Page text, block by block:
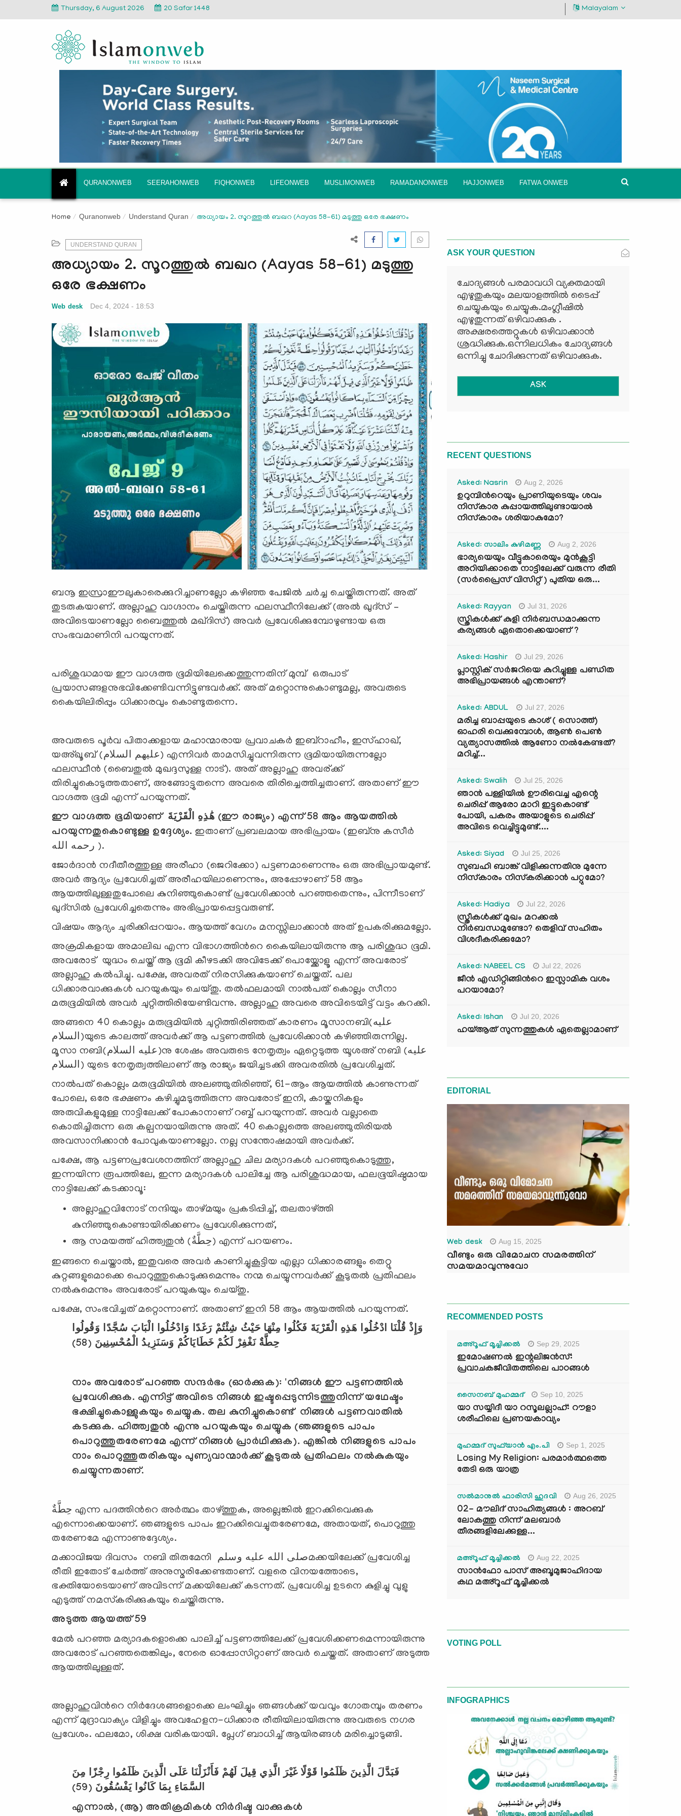
Thursday, 6 August 2026 20 Safar 1448 Malayalam
QURANONWEB SEERAHONWEB FIQHONWEB LIFEONWEB MUSLIMONWEB RAMADANONWEB HAJJONWEB FATWA ONWEB
Home Quranonweb Understand Quran അധ്യായം 2. സൂറത്തുല്‍ ബഖറ (Aayas 58-61) മടുത്തു ഒരേ ഭക്ഷണം
UNDERSTAND QURAN
അധ്യായം 2. സൂറത്തുല്‍ ബഖറ (Aayas 58-61) മടുത്തു
ഒരേ ഭക്ഷണം
Web desk Dec 4, 2024 - 18:53
ബനൂ ഇസ്രാഈലുകാരെക്കുറിച്ചാണല്ലോ കഴിഞ്ഞ പേജില്‍ ചര്‍ച്ച ചെയ്തിരുന്നത്. അത്
തുടരുകയാണ്. അല്ലാഹു വാഗ്ദാനം ചെയ്തിരുന്ന ഫലസ്ഥീനിലേക്ക് (അല്‍ ഖുദ്‍സ് –
അവിടെയാണല്ലോ ബൈത്തുല്‍ മഖ്‍ദിസ്) അവര്‍ പ്രവേശിക്കുമ്പോഴുണ്ടായ ഒരു
സംഭവമാണിനി പറയുന്നത്.
പരിശുദ്ധമായ ഈ വാഗ്ദത്ത ഭൂമിയിലേക്കെത്തുന്നതിന് മുമ്പ് ഒരുപാട്
പ്രയാസങ്ങളനുഭവിക്കേണ്ടിവന്നിട്ടുണ്ടവര്‍ക്ക്. അത് മറ്റൊന്നുകൊണ്ടുമല്ല, അവരുടെ
കൈയിലിരിപ്പും ധിക്കാരവും കൊണ്ടുതന്നെ.
അവരുടെ പൂര്‍വ പിതാക്കളായ മഹാന്മാരായ പ്രവാചകര്‍ ഇബ്‌റാഹീം, ഇസ്ഹാഖ്,
യഅ്ഖൂബ് (عليهم السلام) എന്നിവര്‍ താമസിച്ചുവന്നിരുന്ന ഭൂമിയായിരുന്നല്ലോ
ഫലസ്ഥീന്‍ (ബൈതുല്‍ മുഖദ്ദസുള്ള നാട്). അത് അല്ലാഹു അവര്ക്ക്
തിരിച്ചുകൊടുത്തതാണ്, അങ്ങോട്ടുതന്നെ അവരെ തിരിച്ചെത്തിച്ചതാണ്. അതാണ് ഈ
വാഗ്ദത്ത ഭൂമി എന്ന് പറയുന്നത്.
ഈ വാഗ്ദത്ത ഭൂമിയാണ് هَٰذِهِ الْقَرْيَةَ (ഈ രാജ്യം) എന്ന് 58 ആം ആയത്തില്‍
പറയുന്നതുകൊണ്ടുള്ള ഉദ്ദേശ്യം.ഇതാണ് പ്രബലമായ അഭിപ്രായം (ഇബ്‌നു കസീര്‍
رحمه الله ).
ജോര്‍ദാന്‍ നദീതീരത്തുള്ള അരീഹാ (ജെറിക്കോ) പട്ടണമാണെന്നും ഒരു അഭിപ്രായമുണ്ട്.
അവര്‍ ആദ്യം പ്രവേശിച്ചത് അരീഹയിലാണെന്നും, അപ്പോഴാണ് 58 ആം
ആയത്തിലുള്ളതുപോലെ കുനിഞ്ഞുകൊണ്ട് പ്രവേശിക്കാന്‍ പറഞ്ഞതെന്നും, പിന്നീടാണ്
ഖുദ്‍സില്‍ പ്രവേശിച്ചതെന്നും അഭിപ്രായപ്പെട്ടവരുണ്ട്.
വിഷയം ആദ്യം ചുരിക്കിപ്പറയാം. ആയത്ത് വേഗം മനസ്സിലാക്കാന്‍ അത് ഉപകരിക്കുമല്ലോ.
അക്രമികളായ അമാലിഖ എന്ന വിഭാഗത്തിന്‍റെ കൈയിലായിരുന്നു ആ പരിശുദ്ധ ഭൂമി.
അവരോട് യുദ്ധം ചെയ്ത് ആ ഭൂമി കീഴടക്കി അവിടേക്ക് പൊയ്ക്കോളൂ എന്ന് അവരോട്
അല്ലാഹു കല്‍പിച്ചു. പക്ഷേ, അവരത് നിരസിക്കുകയാണ് ചെയ്തത്. പല
ധിക്കാരവാക്കുകള്‍ പറയുകയും ചെയ്തു. തല്‍ഫലമായി നാല്‍പത്‌ കൊല്ലം സീനാ
മരുഭൂമിയില്‍ അവര്‍ ചുറ്റിത്തിരിയേണ്ടിവന്നു. അല്ലാഹു അവരെ അവിടെയിട്ട് വട്ടം കറക്കി.
അങ്ങനെ 40 കൊല്ലം മരുഭൂമിയില്‍ ചുറ്റിത്തിരിഞ്ഞത് കാരണം മൂസാനബി(عليه
السلام)യുടെ കാലത്ത് അവര്‍ക്ക് ആ പട്ടണത്തില്‍ പ്രവേശിക്കാന്‍ കഴിഞ്ഞിരുന്നില്ല.
മൂസാ നബി(عليه السلام)നു ശേഷം അവരുടെ നേതൃത്വം ഏറ്റെടുത്ത യൂശഅ് നബി (عليه
السلام) യുടെ നേതൃത്വത്തിലാണ് ആ രാജ്യം ജയിച്ചടക്കി അവരതില്‍ പ്രവേശിച്ചത്.
നാല്‍പത് കൊല്ലം മരുഭൂമിയില്‍ അലഞ്ഞുതിരിഞ്ഞ്, 61-ആം ആയത്തില്‍ കാണുന്നത്
പോലെ, ഒരേ ഭക്ഷണം കഴിച്ചുമടുത്തിരുന്ന അവരോട് ഇനി, കായ്കനികളും
അരുവികളുമുള്ള നാട്ടിലേക്ക് പോകാനാണ് റബ്ബ് പറയുന്നത്. അവര്‍ വല്ലാതെ
കൊതിച്ചിരുന്ന ഒരു കല്പനയായിരുന്നു അത്. 40 കൊല്ലത്തെ അലഞ്ഞുതിരിയല്‍
അവസാനിക്കാന്‍ പോവുകയാണല്ലോ. നല്ല സന്തോഷമായി അവര്‍ക്ക്.
പക്ഷേ, ആ പട്ടണപ്രവേശനത്തിന് അല്ലാഹു ചില മര്യാദകള്‍ പറഞ്ഞുകൊടുത്തു,
ഇന്നയിന്ന രൂപത്തിലേ, ഇന്ന മര്യാദകള്‍ പാലിച്ചേ ആ പരിശുദ്ധമായ, ഫലഭൂയിഷ്ഠമായ
നാട്ടിലേക്ക് കടക്കാവൂ:
അല്ലാഹുവിനോട് നന്ദിയും താഴ്മയും പ്രകടിപ്പിച്ച്, തലതാഴ്ത്തി
കുനിഞ്ഞുകൊണ്ടായിരിക്കണം പ്രവേശിക്കുന്നത്,
ആ സമയത്ത് ഹിത്ത്വതുന്‍ (حِطَّةٌ) എന്ന് പറയണം.
ഇങ്ങനെ ചെയ്താല്‍, ഇതുവരെ അവര്‍ കാണിച്ചുകൂട്ടിയ എല്ലാ ധിക്കാരങ്ങളും തെറ്റു
കുറ്റങ്ങളുമൊക്കെ പൊറുത്തുകൊടുക്കുമെന്നും നന്മ ചെയ്യുന്നവര്‍ക്ക് കൂടുതല്‍ പ്രതിഫലം
നല്‍കുമെന്നും അവരോട് പറയുകയും ചെയ്തു.
പക്ഷേ, സംഭവിച്ചത് മറ്റൊന്നാണ്. അതാണ് ഇനി 58 ആം ആയത്തില്‍ പറയുന്നത്.
وَإِذْ قُلْنَا ادْخُلُوا هَذِهِ الْقَرْيَةَ فَكُلُوا مِنْهَا حَيْثُ شِئْتُمْ رَغَدًا وَادْخُلُوا الْبَابَ سُجَّدًا وَقُولُوا
حِطَّةٌ نَغْفِرْ لَكُمْ خَطَايَاكُمْ وَسَنَزِيدُ الْمُحْسِنِينَ (58)
നാം അവരോട് പറഞ്ഞ സന്ദര്‍ഭം (ഓര്‍ക്കുക): 'നിങ്ങള്‍ ഈ പട്ടണത്തില്‍
പ്രവേശിക്കുക. എന്നിട്ട് അവിടെ നിങ്ങള്‍ ഇഷ്ടപ്പെടുന്നിടത്തുനിന്ന് യഥേഷ്ടം
ഭക്ഷിച്ചുകൊള്ളുകയും ചെയ്യുക. തല കുനിച്ചുകൊണ്ട് നിങ്ങള്‍ പട്ടണവാതില്‍
കടക്കുക. ഹിത്ത്വതുന്‍ എന്നു പറയുകയും ചെയ്യുക (ഞങ്ങളുടെ പാപം
പൊറുത്തുതരേണമേ എന്ന് നിങ്ങള്‍ പ്രാര്‍ഥിക്കുക). എങ്കില്‍ നിങ്ങളുടെ പാപം
നാം പൊറുത്തുതരികയും പുണ്യവാന്മാര്‍ക്ക് കൂടുതല്‍ പ്രതിഫലം നല്‍കുകയും
ചെയ്യുന്നതാണ്.
حِطَّةٌ എന്ന പദത്തിന്‍റെ അര്‍ത്ഥം താഴ്ത്തുക, അല്ലെങ്കില്‍ ഇറക്കിവെക്കുക
എന്നൊക്കെയാണ്. ഞങ്ങളുടെ പാപം ഇറക്കിവെച്ചുതരേണമേ, അതായത്, പൊറുത്തു
തരേണമേ എന്നാണുദ്ദേശ്യം.
മക്കാവിജയ ദിവസം നബി തിരുമേനി صلى الله عليه وسلمമക്കയിലേക്ക് പ്രവേശിച്ച
രീതി ഇതോട് ചേര്‍ത്ത് അനുസ്മരിക്കേണ്ടതാണ്. വളരെ വിനയത്തോടെ,
ഭക്തിയോടെയാണ് അവിടന്ന് മക്കയിലേക്ക് കടന്നത്. പ്രവേശിച്ച ഉടനെ കുളിച്ചു വുളു
എടുത്ത് നമസ്‌കരിക്കുകയും ചെയ്തിരുന്നു.
അടുത്ത ആയത്ത് 59
മേല്‍ പറഞ്ഞ മര്യാദകളൊക്കെ പാലിച്ച് പട്ടണത്തിലേക്ക് പ്രവേശിക്കണമെന്നായിരുന്നു
അവരോട് പറഞ്ഞതെങ്കിലും, നേരെ ഓപ്പോസിറ്റാണ് അവര്‍ ചെയ്തത്. അതാണ് അടുത്ത
ആയത്തിലുള്ളത്.
അല്ലാഹുവിന്‍റെ നിര്‍ദേശങ്ങളൊക്കെ ലംഘിച്ചും ഞങ്ങള്‍ക്ക് യവവും ഗോതമ്പും തരണം
എന്ന് മുദ്രാവാക്യം വിളിച്ചും അവഹേളന-ധിക്കാര രീതിയിലായിരുന്നു അവരുടെ നഗര
പ്രവേശം. ഫലമോ, ശിക്ഷ വരികയായി. പ്ലേഗ് ബാധിച്ച് ആയിരങ്ങള്‍ മരിച്ചൊടുങ്ങി.
فَبَدَّلَ الَّذِينَ ظَلَمُوا قَوْلًا غَيْرَ الَّذِي قِيلَ لَهُمْ فَأَنْزَلْنَا عَلَى الَّذِينَ ظَلَمُوا رِجْزًا مِنَ
السَّمَاءِ بِمَا كَانُوا يَفْسُقُونَ (59)
എന്നാല്‍, (ആ) അതിക്രമികള്‍ നിര്‍ദിഷ്ട വാക്കുകള്‍
ASK YOUR QUESTION
ചോദ്യങ്ങള്‍ പരമാവധി വ്യക്തമായി
എഴുതുകയും മലയാളത്തില്‍ ടൈപ്പ്
ചെയ്യുകയും ചെയ്യുക.മംഗ്ലീഷില്‍
എഴുതുന്നത് ഒഴിവാക്കുക .
അക്ഷരത്തെറ്റുകള്‍ ഒഴിവാക്കാന്‍
ശ്രദ്ധിക്കുക.ഒന്നിലധികം ചോദ്യങ്ങള്‍
ഒന്നിച്ചു ചോദിക്കുന്നത് ഒഴിവാക്കുക.
ASK
RECENT QUESTIONS
Asked: Nasrin Aug 2, 2026
ഉറുമ്പിന്‍റെയും പ്രാണിയുടെയും ശവം
നിസ്കാര കുപ്പായത്തിലുണ്ടായാൽ
നിസ്കാരം ശരിയാകുമോ?
Asked: സാലിം കുഴിമണ്ണ Aug 2, 2026
ഭാര്യയെയും വീട്ടുകാരെയും മുൻകൂട്ടി
അറിയിക്കാതെ നാട്ടിലേക്ക് വരുന്ന രീതി
(സർപ്രൈസ് വിസിറ്റ് ) പുതിയ ഒരു...
Asked: Rayyan Jul 31, 2026
സ്ത്രികൾക്ക് കുളി നിർബന്ധമാക്കുന്ന
കര്യങ്ങൾ ഏതൊക്കെയാണ് ?
Asked: Hashir Jul 29, 2026
പ്ലാസ്റ്റിക് സർജറിയെ കുറിച്ചുള്ള പണ്ഡിത
അഭിപ്രായങ്ങൾ എന്താണ്?
Asked: ABDUL Jul 27, 2026
മരിച്ച ബാപ്പയുടെ കാശ് ( സൊത്ത്)
ഓഹരി വെക്കുമ്പോൾ, ആണ്‍ പെണ്‍
വ്യത്യാസത്തില്‍ ആണോ നല്‍കേണ്ടത്?
മറിച്ച്...
Asked: Swalih Jul 25, 2026
ഞാൻ പള്ളിയിൽ ഊരിവെച്ച എന്റെ
ചെരിപ്പ് ആരോ മാറി ഇട്ടുകൊണ്ട്
പോയി, പകരം അയാളുടെ ചെരിപ്പ്
അവിടെ വെച്ചിട്ടുമുണ്ട്....
Asked: Siyad Jul 25, 2026
സുബഹി ബാങ്ക് വിളിക്കുന്നതിനു മുന്നേ
നിസ്കാരം നിസ്കരിക്കാൻ പറ്റുമോ?
Asked: Hadiya Jul 22, 2026
സ്ത്രീകൾക്ക് മുഖം മറക്കൽ
നിർബന്ധമുണ്ടോ? തെളിവ് സഹിതം
വിശദീകരിക്കുമോ?
Asked: NABEEL CS Jul 22, 2026
ജീൻ എഡിറ്റിങ്ങിന്‍റെ ഇസ്ലാമിക വശം
പറയാമോ?
Asked: Ishan Jul 20, 2026
ഹയ്ആത് സുന്നത്തുകൾ ഏതെല്ലാമാണ്
EDITORIAL
Web desk Aug 15, 2025
വീണ്ടും ഒരു വിമോചന സമരത്തിന്
സമയമാവുന്നുവോ
RECOMMENDED POSTS
മഅ്റൂഫ് മൂച്ചിക്കല്‍ Sep 29, 2025
ഇമോഷണൽ ഇന്റലിജൻസ്:
പ്രവാചകജീവിതത്തിലെ പാഠങ്ങൾ
സൈനബ് മുഹമ്മദ് Sep 10, 2025
യാ സയ്യിദീ യാ റസൂലല്ലാഹ്: റൗളാ
ശരീഫിലെ പ്രണയകാവ്യം
മുഹമ്മദ് സുഫ്‌യാൻ എം.പി Sep 1, 2025
Losing My Religion: പരമാർത്ഥത്തെ
തേടി ഒരു യാത്ര
സൽമാനുൽ ഫാരിസി ഹുദവി Aug 26, 2025
02- മൗലിദ് സാഹിത്യങ്ങൾ : അറബ്
ലോകത്തു നിന്ന് മലബാർ
തീരങ്ങളിലേക്കുള്ള...
മഅ്റൂഫ് മൂച്ചിക്കല്‍ Aug 22, 2025
സാൻഫോ പാസ് അബൂമുജാഹിദായ
കഥ മഅ്റൂഫ് മൂച്ചിക്കല്‍
VOTING POLL
INFOGRAPHICS